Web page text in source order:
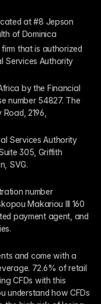
at #8 Jepson
of Dominica
that is authorized
Services Authority
by the Financial
number 54827. The
2196,
Services Authority
305, Griffith
SVG.
number
Makariou III 160
payment agent, and
and come with a
72.6% of retail
CFDs with this
understand how CFDs